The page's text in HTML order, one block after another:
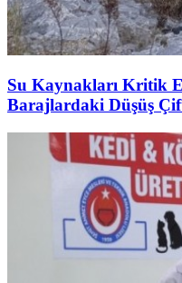
Su Kaynakları Kritik
Barajlardaki Düşüş